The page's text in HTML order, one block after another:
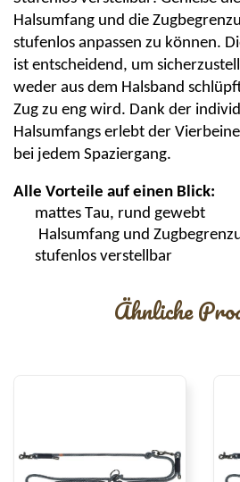
Halsumfang und die
stufenlos anpassen zu können.
ist entscheidend, um
weder aus dem Halsband
Zug zu eng wird. Dank der
Halsumfangs erlebt der
bei jedem Spaziergang.
Alle Vorteile auf einen Blick:
mattes Tau, rund gewebt
Halsumfang und
stufenlos verstellbar
Ähnliche